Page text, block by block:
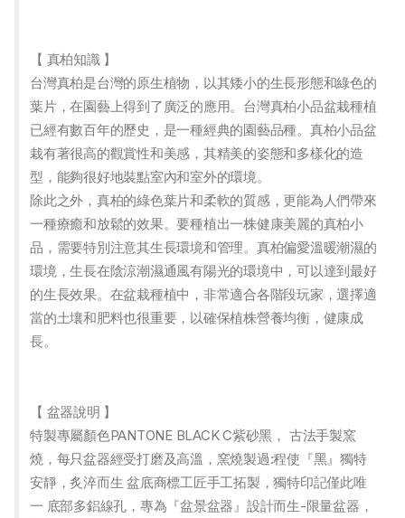
【 真柏知識 】
台灣真柏是台灣的原生植物，以其矮小的生長形態和綠色的
葉片，在園藝上得到了廣泛的應用。台灣真柏小品盆栽種植
已經有數百年的歷史，是一種經典的園藝品種。真柏小品盆
栽有著很高的觀賞性和美感，其精美的姿態和多樣化的造
型，能夠很好地裝點室內和室外的環境。
除此之外，真柏的綠色葉片和柔軟的質感，更能為人們帶來
一種療癒和放鬆的效果。要種植出一株健康美麗的真柏小
品，需要特別注意其生長環境和管理。真柏偏愛溫暖潮濕的
環境，生長在陰涼潮濕通風有陽光的環境中，可以達到最好
的生長效果。在盆栽種植中，非常適合各階段玩家，選擇適
當的土壤和肥料也很重要，以確保植株營養均衡，健康成
長。
【 盆器說明 】
特製專屬顏色PANTONE BLACK C紫砂黑， 古法手製窯
燒，每只盆器經受打磨及高溫，窯燒製過:程使『黑』獨特
安靜，炙淬而生 盆底商標工匠手工拓製，獨特印記僅此唯
一 底部多鋁線孔，專為『盆景盆器』設計而生-限量盆器，